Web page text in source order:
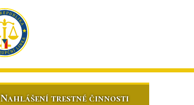
Nahlášení trestné činnosti